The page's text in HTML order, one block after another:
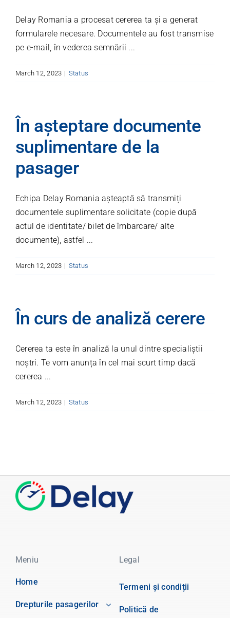
Delay Romania a procesat cererea ta și a generat
formularele necesare. Documentele au fost transmise
pe e-mail, în vederea semnării ...
March 12, 2023 | Status
În așteptare documente
suplimentare de la
pasager
Echipa Delay Romania așteaptă să transmiți
documentele suplimentare solicitate (copie după
actul de identitate/ bilet de îmbarcare/ alte
documente), astfel ...
March 12, 2023 | Status
În curs de analiză cerere
Cererea ta este în analiză la unul dintre specialiștii
noștri. Te vom anunța în cel mai scurt timp dacă
cererea ...
March 12, 2023 | Status
Meniu
Home
Drepturile pasagerilor
Legal
Termeni și condiții
Politică de